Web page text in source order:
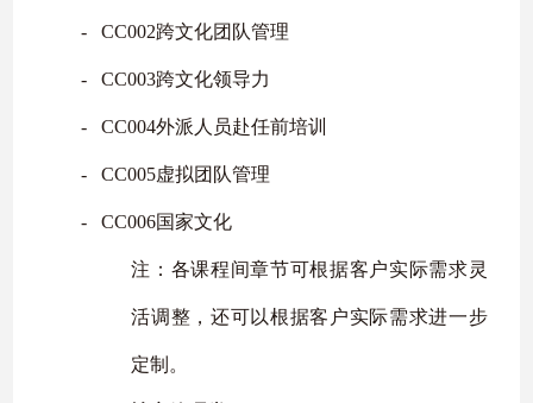
‐ CC002跨文化团队管理
‐ CC003跨文化领导力
‐ CC004外派人员赴任前培训
‐ CC005虚拟团队管理
‐ CC006国家文化
注：各课程间章节可根据客户实际需求灵
活调整，还可以根据客户实际需求进一步
定制。